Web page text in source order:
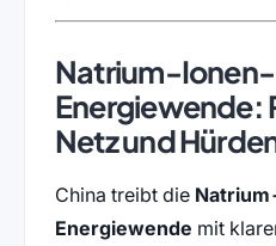
Natrium-Ionen-
Energiewende:
Netz und
China treibt die
Energiewende mit